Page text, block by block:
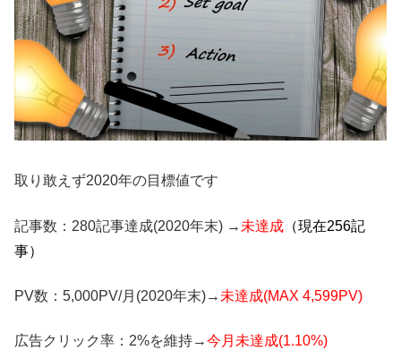
取り敢えず2020年の目標値です
記事数：280記事達成(2020年末) → 未達成 （現在256記
事）
PV数：5,000PV/月(2020年末)→ 未達成(MAX 4,599PV)
広告クリック率：2%を維持→今月未達成(1.10%)